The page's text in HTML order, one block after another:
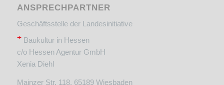
ANSPRECHPARTNER
Geschäftsstelle der Landesinitiative
+Baukultur in Hessen
c/o Hessen Agentur GmbH
Xenia Diehl
Mainzer Str. 118, 65189 Wiesbaden